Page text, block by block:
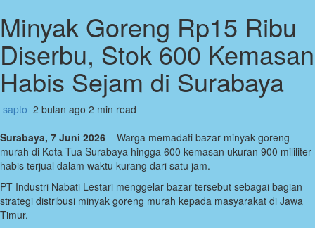
Minyak Goreng Rp15 Ribu
Diserbu, Stok 600 Kemasan
Habis Sejam di Surabaya
sapto 2 bulan ago 2 min read
Surabaya, 7 Juni 2026 – Warga memadati bazar minyak goreng
murah di Kota Tua Surabaya hingga 600 kemasan ukuran 900 mililiter
habis terjual dalam waktu kurang dari satu jam.
PT Industri Nabati Lestari menggelar bazar tersebut sebagai bagian
strategi distribusi minyak goreng murah kepada masyarakat di Jawa
Timur.